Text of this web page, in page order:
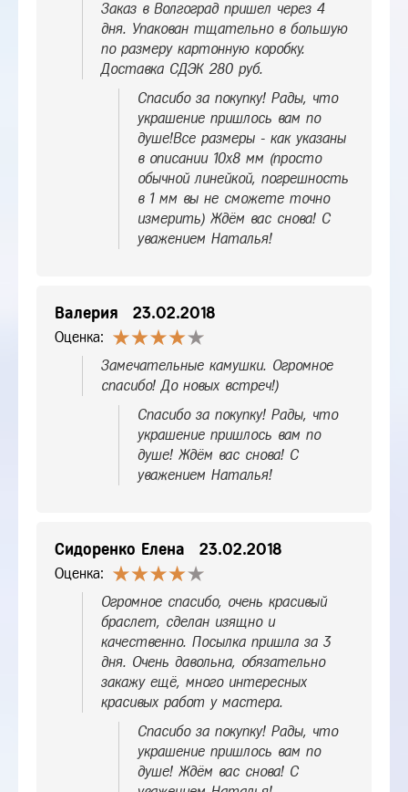
Заказ в Волгоград пришел через 4
дня. Упакован тщательно в большую
по размеру картонную коробку.
Доставка СДЭК 280 руб.
Спасибо за покупку! Рады, что
украшение пришлось вам по
душе!Все размеры - как указаны
в описании 10х8 мм (просто
обычной линейкой, погрешность
в 1 мм вы не сможете точно
измерить) Ждём вас снова! С
уважением Наталья!
Валерия 23.02.2018
Оценка:
Замечательные камушки. Огромное
спасибо! До новых встреч!)
Спасибо за покупку! Рады, что
украшение пришлось вам по
душе! Ждём вас снова! С
уважением Наталья!
Сидоренко Елена 23.02.2018
Оценка:
Огромное спасибо, очень красивый
браслет, сделан изящно и
качественно. Посылка пришла за 3
дня. Очень давольна, обязательно
закажу ещё, много интересных
красивых работ у мастера.
Спасибо за покупку! Рады, что
украшение пришлось вам по
душе! Ждём вас снова! С